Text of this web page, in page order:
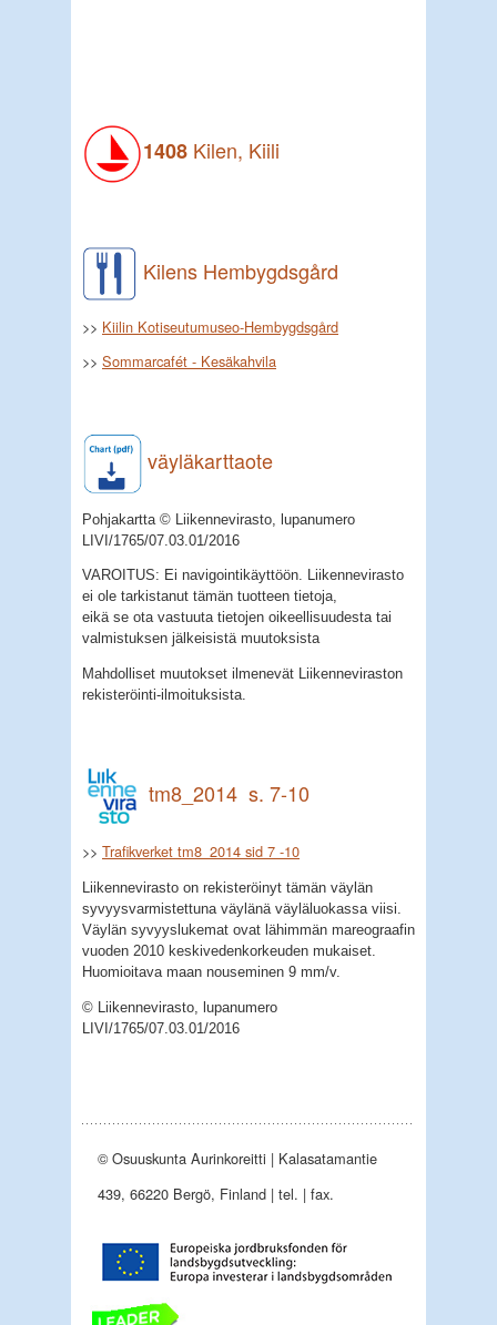
1408 Kilen, Kiili
Kilens Hembygdsgård
>> Kiilin Kotiseutumuseo-Hembygdsgård
>> Sommarcafét - Kesäkahvila
väyläkarttaote
Pohjakartta © Liikennevirasto, lupanumero
LIVI/1765/07.03.01/2016
VAROITUS: Ei navigointikäyttöön. Liikennevirasto
ei ole tarkistanut tämän tuotteen tietoja,
eikä se ota vastuuta tietojen oikeellisuudesta tai
valmistuksen jälkeisistä muutoksista
Mahdolliset muutokset ilmenevät Liikenneviraston
rekisteröinti-ilmoituksista.
tm8_2014 s. 7-10
>> Trafikverket tm8_2014 sid 7 -10
Liikennevirasto on rekisteröinyt tämän väylän
syvyysvarmistettuna väylänä väyläluokassa viisi.
Väylän syvyyslukemat ovat lähimmän mareograafin
vuoden 2010 keskivedenkorkeuden mukaiset.
Huomioitava maan nouseminen 9 mm/v.
© Liikennevirasto, lupanumero
LIVI/1765/07.03.01/2016
© Osuuskunta Aurinkoreitti | Kalasatamantie
439, 66220 Bergö, Finland | tel. | fax.